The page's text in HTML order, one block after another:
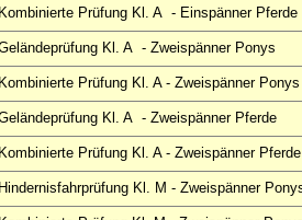
Kombinierte Prüfung Kl. A - Einspänner Pferde
Kl. A - Zweispänner Ponys
Kombinierte Prüfung Kl. A - Zweispänner Ponys
Kl. A - Zweispänner Pferde
Kombinierte Prüfung Kl. A - Zweispänner Pferde
Hindernisfahrprüfung Kl. M - Zweispänner